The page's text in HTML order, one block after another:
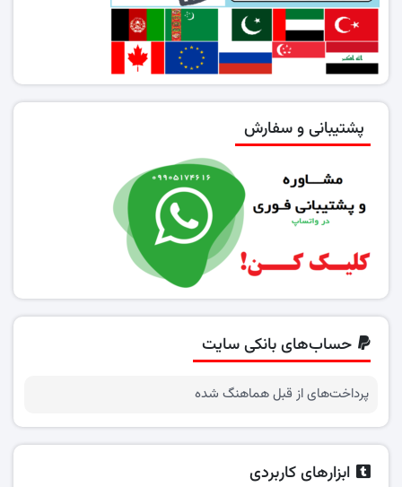
پشتیبانی و سفارش
حساب‌های بانکی سایت
پرداخت‌های از قبل هماهنگ شده
ابزارهای کاربردی